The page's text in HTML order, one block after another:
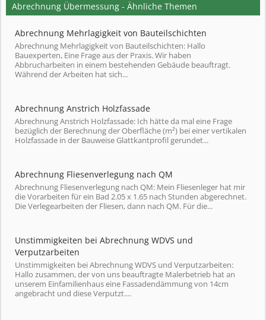
Abrechnung Übermessung - Ähnliche Themen
Abrechnung Mehrlagigkeit von Bauteilschichten
Abrechnung Mehrlagigkeit von Bauteilschichten: Hallo
Bauexperten, Eine Frage aus der Praxis. Wir haben
Abbrucharbeiten in einem bestehenden Gebäude beauftragt.
Während der Arbeiten hat sich...
Abrechnung Anstrich Holzfassade
Abrechnung Anstrich Holzfassade: Ich hätte da mal eine Frage
bezüglich der Berechnung der Oberfläche (m²) bei einer vertikalen
Holzfassade in der Bauweise Glattkantprofil gerundet...
Abrechnung Fliesenverlegung nach QM
Abrechnung Fliesenverlegung nach QM: Mein Fliesenleger hat mir
die Vorarbeiten für ein Bad 2.05 x 1.65 nach Stunden abgerechnet.
Die Verlegearbeiten der Fliesen, dann nach QM. Für die...
Unstimmigkeiten bei Abrechnung WDVS und
Verputzarbeiten
Unstimmigkeiten bei Abrechnung WDVS und Verputzarbeiten:
Hallo zusammen, der von uns beauftragte Malerbetrieb hat an
unserem Einfamilienhaus eine Fassadendämmung von 14cm
angebracht und diese Verputzt....